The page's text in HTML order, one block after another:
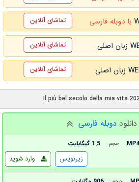
با دوبله فارسی تماشای آنلاین
تماشای آنلاین
تماشای آنلاین
دانلود دوبله فارسی
MP4 حجم : 1.5 گیگابایت
وارد شوید زیرنویس